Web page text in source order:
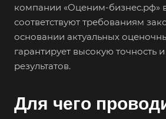
компании «Оценим-бизнес.рф»
соответствуют требованиям
основании актуальных
гарантирует высокую точность
результатов.
Для чего